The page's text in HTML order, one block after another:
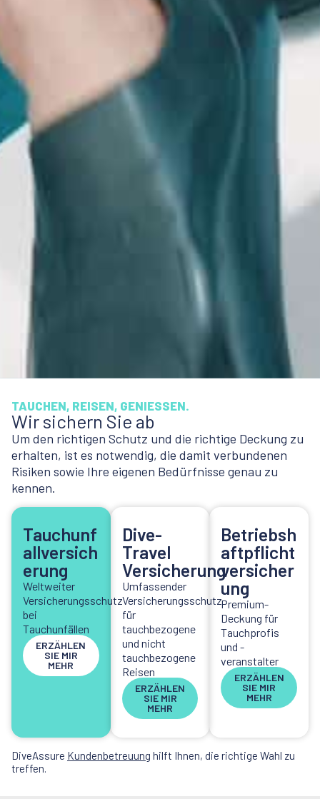
TAUCHEN, REISEN, GENIESSEN.
Wir sichern Sie ab
Um den richtigen Schutz und die richtige Deckung zu
erhalten, ist es notwendig, die damit verbundenen
Risiken sowie Ihre eigenen Bedürfnisse genau zu
kennen.
Tauchunf
allversich
erung
Weltweiter
Versicherungsschutz
bei
Tauchunfällen
ERZÄHLEN
SIE MIR
MEHR
Dive-
Travel
Versicherung
Umfassender
Versicherungsschutz
für
tauchbezogene
und nicht
tauchbezogene
Reisen
ERZÄHLEN
SIE MIR
MEHR
Betriebsh
aftpflicht
versicher
ung
Premium-
Deckung für
Tauchprofis
und -
veranstalter
ERZÄHLEN
SIE MIR
MEHR
DiveAssure Kundenbetreuung hilft Ihnen, die richtige Wahl zu
treffen.